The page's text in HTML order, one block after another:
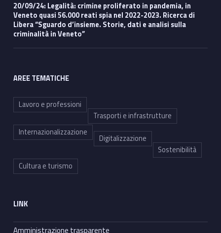
20/09/24: Legalità: crimine proliferato in pandemia, in
Veneto quasi 56.000 reati spia nel 2022-2023. Ricerca di
Libera “Sguardo d’insieme. Storie, dati e analisi sulla
criminalità in Veneto”
AREE TEMATICHE
Lavoro e professioni
Trasporti e infrastrutture
Internazionalizzazione
Digitalizzazione
Sostenibilità
Cultura e turismo
LINK
Amministrazione trasparente